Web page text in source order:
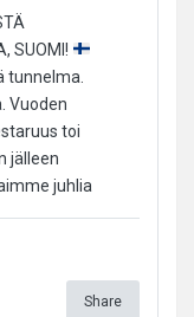
SUOMI!
tunnelma.
Vuoden
toi
jälleen
juhlia
Share